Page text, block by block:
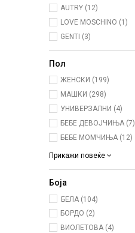
AUTRY (12)
LOVE MOSCHINO (1)
GENTI (3)
Пол
ЖЕНСКИ (199)
МАШКИ (298)
УНИВЕРЗАЛНИ (4)
БЕБЕ ДЕВОЈЧИЊА (7)
БЕБЕ МОМЧИЊА (12)
Прикажи повеќе
Боја
БЕЛА (104)
БОРДО (2)
ВИОЛЕТОВА (4)